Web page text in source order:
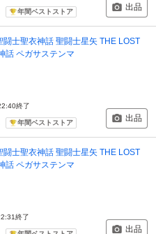
年間ベストストア 出品
闘士聖衣神話 聖闘士星矢 THE LOST
話 ペガサステンマ
終了
年間ベストストア 出品
闘士聖衣神話 聖闘士星矢 THE LOST
話 ペガサステンマ
終了
出品